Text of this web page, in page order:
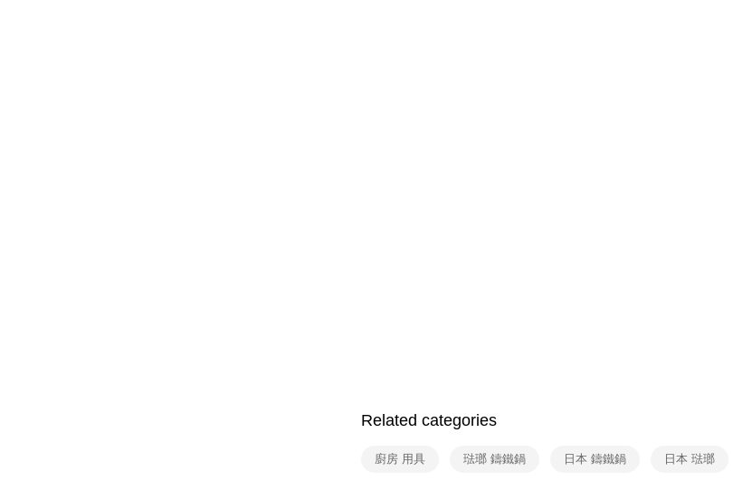
Related categories
廚房 用具 琺瑯 鑄鐵鍋 日本 鑄鐵鍋 日本 琺瑯